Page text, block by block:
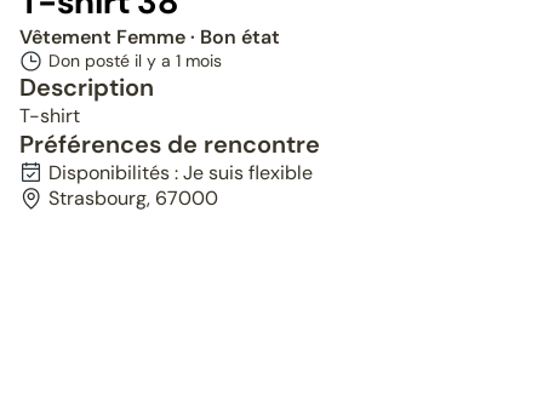
Vêtement Femme· Bon état
Don posté il y a 1 mois
Description
T-shirt
Préférences de rencontre
Disponibilités : Je suis flexible
Strasbourg, 67000